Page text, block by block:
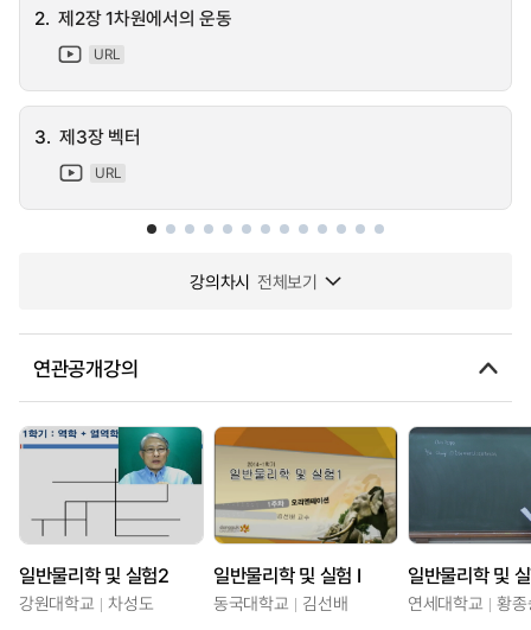
2. 제2장 1차원에서의 운동
URL
3. 제3장 벡터
URL
강의차시 전체보기
연관공개강의
일반물리학 및 실험2
강원대학교 차성도
일반물리학 및 실험 I
동국대학교 김선배
일반물리학 및
연세대학교 황